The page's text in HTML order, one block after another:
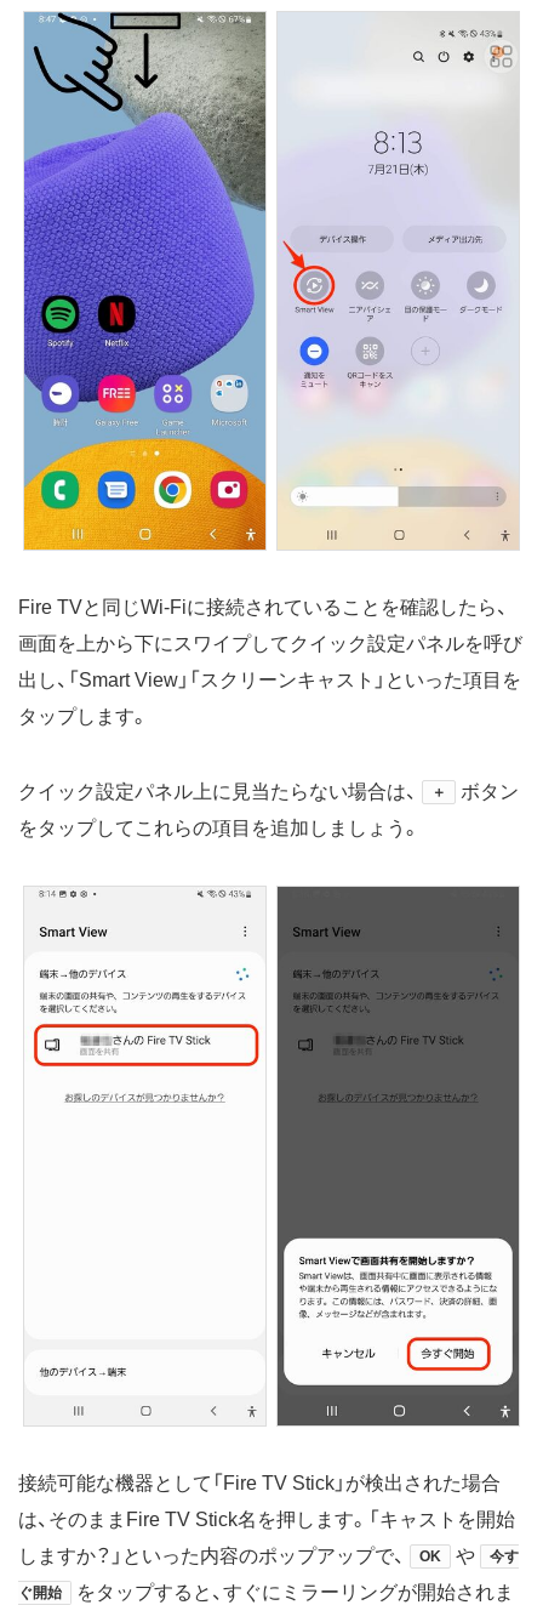
Fire TVと同じWi-Fiに接続されていることを確認したら、
画面を上から下にスワイプしてクイック設定パネルを呼び
出し、「Smart View」「スクリーンキャスト」といった項目を
タップします。
クイック設定パネル上に見当たらない場合は、 ＋
ボタン
をタップしてこれらの項目を追加しましょう。
接続可能な機器として「Fire TV Stick」が検出された場合
は、そのままFire TV Stick名を押します。「キャストを開始
しますか？」といった内容のポップアップで、
OK や 今す
ぐ開始
をタップすると、すぐにミラーリングが開始されま